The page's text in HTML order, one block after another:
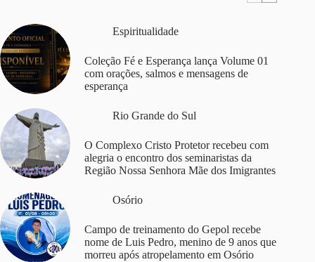
Espiritualidade
Coleção Fé e Esperança lança Volume 01
com orações, salmos e mensagens de
esperança
Rio Grande do Sul
O Complexo Cristo Protetor recebeu com
alegria o encontro dos seminaristas da
Região Nossa Senhora Mãe dos Imigrantes
Osório
Campo de treinamento do Gepol recebe
nome de Luis Pedro, menino de 9 anos que
morreu após atropelamento em Osório